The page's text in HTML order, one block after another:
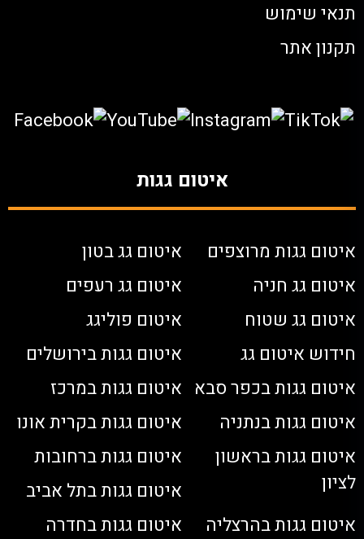
תנאי שימוש
תקנון אתר
איטום גגות
איטום גגות מרוצפים
איטום גג בטון
איטום גג חניה
איטום גג רעפים
איטום גג שטוח
איטום פוליגג
חידוש איטום גג
איטום גגות בירושלים
איטום גגות בכפר סבא איטום גגות במרכז
איטום גגות בנתניה
איטום גגות בקרית אונו
איטום גגות בראשון
לציון
איטום גגות ברחובות
איטום גגות בתל אביב
איטום גגות בהרצליה
איטום גגות בחדרה